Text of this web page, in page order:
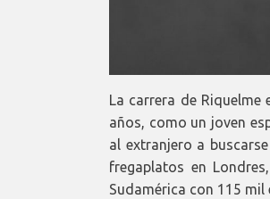
La carrera de
años, como un joven
al extranjero a
fregaplatos en
Sudamérica con 115